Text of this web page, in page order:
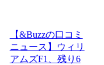
【&Buzzの口コミ
ニュース】ウィリ
アムズF1、残り6